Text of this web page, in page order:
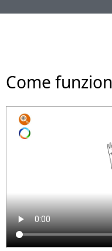
Come